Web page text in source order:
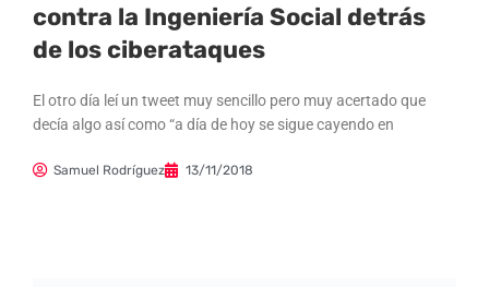
contra la Ingeniería Social detrás
de los ciberataques
El otro día leí un tweet muy sencillo pero muy acertado que
decía algo así como “a día de hoy se sigue cayendo en
Samuel Rodríguez 13/11/2018